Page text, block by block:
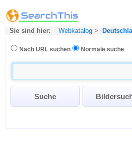
Sie sind hier: Webkatalog >
Nach URL suchen Normale suche